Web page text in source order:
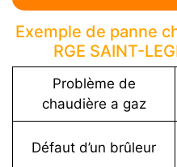
Exemple de panne
RGE SAINT-
Problème de
chaudière a gaz
Défaut d’un brûleur